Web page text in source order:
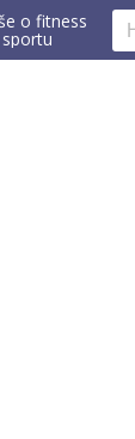
o fitness